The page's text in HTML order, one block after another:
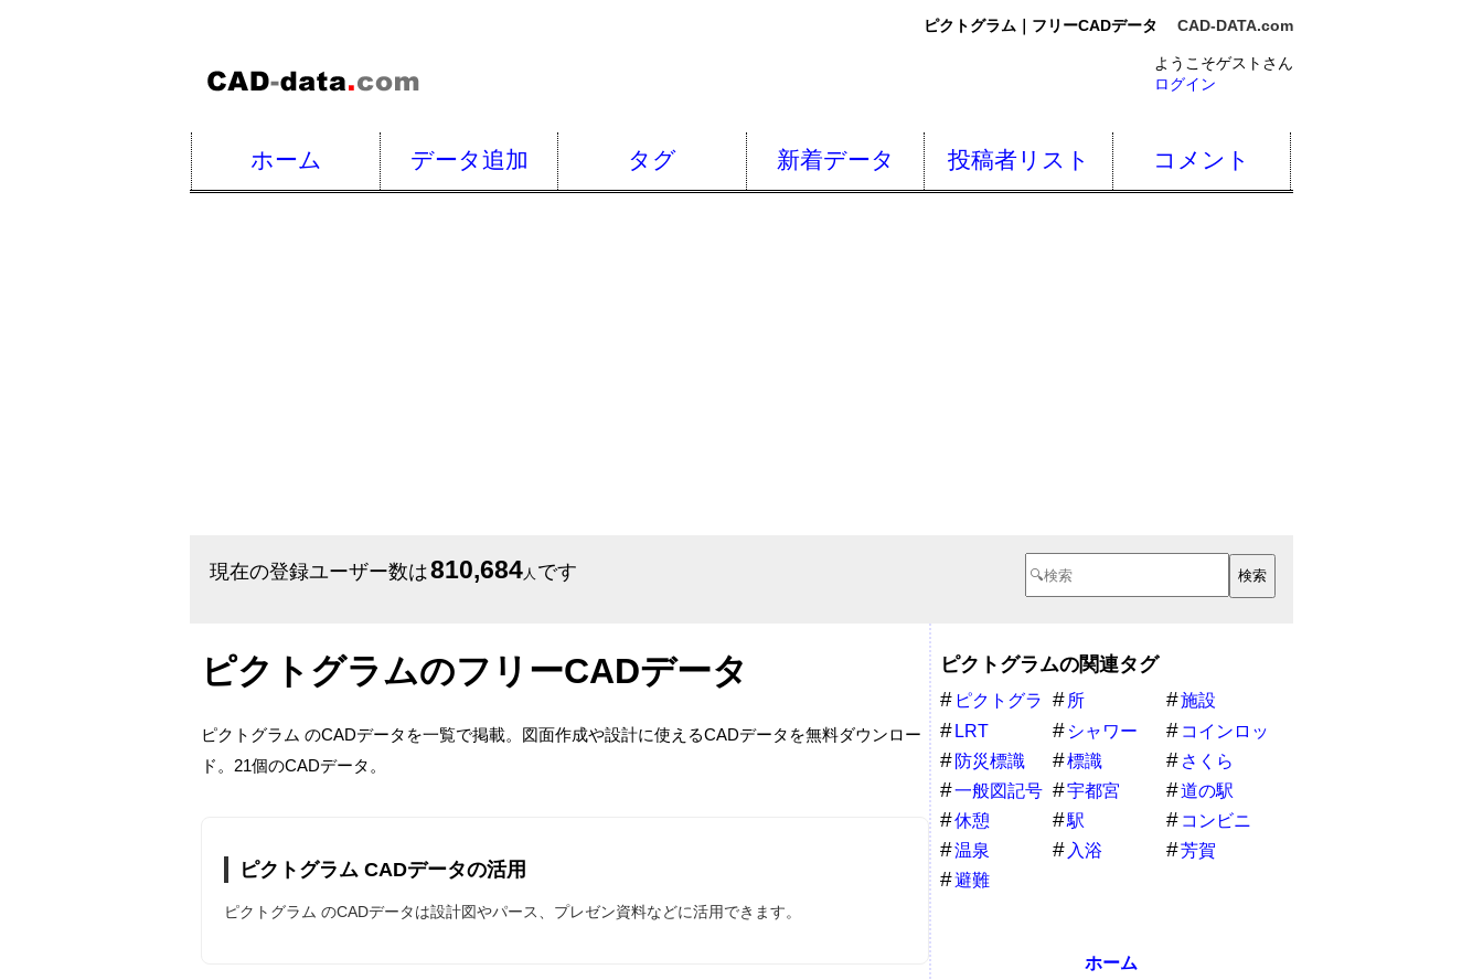
ピクトグラム｜フリーCADデータ CAD-DATA.com
ようこそゲストさん
ログイン
ホーム データ追加 タグ 新着データ 投稿者リスト コメント
現在の登録ユーザー数は810,684人 です
ピクトグラムのフリーCADデータ
ピクトグラム のCADデータを一覧で掲載。図面作成や設計に使えるCADデータを無料ダウンロー
ド。21個のCADデータ。
ピクトグラム CADデータの活用
ピクトグラム のCADデータは設計図やパース、プレゼン資料などに活用できます。
ピクトグラムの関連タグ
ピクトグラ
ム
所
施設
LRT
シャワー
コインロッ
カー
防災標識 標識
さくら
一般図記号
宇都宮
道の駅
休憩
駅
コンビニ
温泉
入浴
芳賀
避難
ホーム